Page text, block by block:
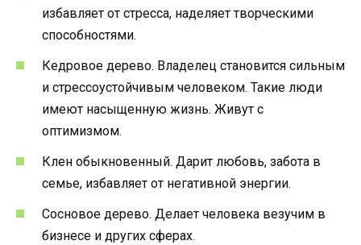
избавляет от стресса, наделяет творческими
способностями.
Кедровое дерево. Владелец становится сильным
и стрессоустойчивым человеком. Такие люди
имеют насыщенную жизнь. Живут с
оптимизмом.
Клен обыкновенный. Дарит любовь, забота в
семье, избавляет от негативной энергии.
Сосновое дерево. Делает человека везучим в
бизнесе и других сферах.